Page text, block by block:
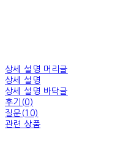
상세 설명 머리글
상세 설명
상세 설명 바닥글
후기(0)
질문(10)
관련 상품